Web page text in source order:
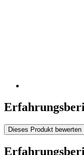
Dieses Produkt bewerten